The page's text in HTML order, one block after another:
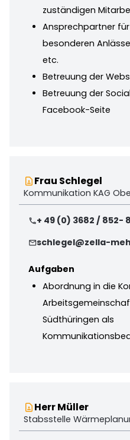
zuständigen
Ansprechpartner
besonderen
etc.
Betreuung der
Betreuung der
Facebook-Seite
contact_page Frau Schlegel
Kommunikation KAG
phone+ 49 (0) 3682 / 852-
mailschlegel@zella-
Aufgaben
Abordnung in die
Südthüringen als
contact_page Herr Müller
Stabsstelle